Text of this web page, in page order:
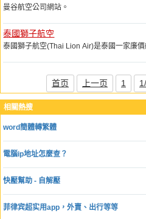
相關熱搜
word簡體轉繁體
電腦ip地址怎麼查？
快壓幫助 - 自解壓
菲律宾超实用app，外賣、出行等等
曼谷航空公司網站。
泰國獅子航空
泰國獅子航空(Thai Lion Air)是泰國一家廉價
首页 上一页 1